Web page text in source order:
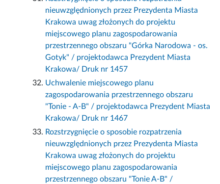
nieuwzględnionych przez Prezydenta Miasta
Krakowa uwag złożonych do projektu
miejscowego planu zagospodarowania
przestrzennego obszaru "Górka Narodowa - os.
Gotyk" / projektodawca Prezydent Miasta
Krakowa/ Druk nr 1457
Uchwalenie miejscowego planu
zagospodarowania przestrzennego obszaru
"Tonie - A-B" / projektodawca Prezydent Miasta
Krakowa/ Druk nr 1467
Rozstrzygnięcie o sposobie rozpatrzenia
nieuwzględnionych przez Prezydenta Miasta
Krakowa uwag złożonych do projektu
miejscowego planu zagospodarowania
przestrzennego obszaru "Tonie A-B" /